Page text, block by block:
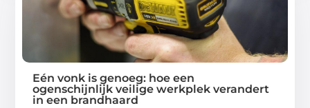
Eén vonk is genoeg: hoe een
ogenschijnlijk veilige werkplek verandert
in een brandhaard